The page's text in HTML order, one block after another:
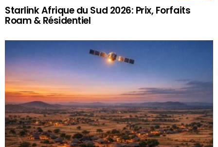
Starlink Afrique du Sud 2026: Prix, Forfaits
Roam & Résidentiel